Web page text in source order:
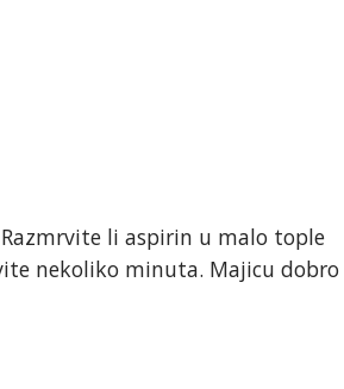
li aspirin u malo tople
nekoliko minuta. Majicu dobro